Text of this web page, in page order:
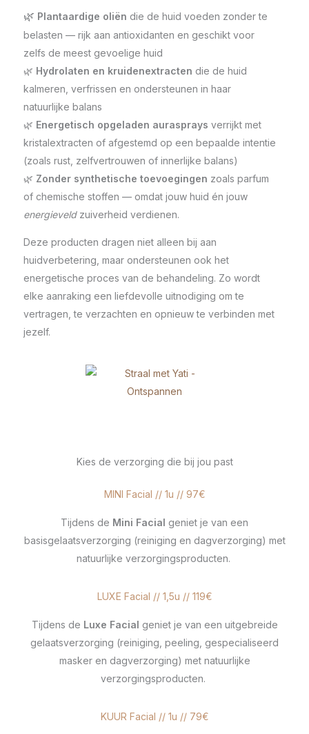
🌿 Plantaardige oliën die de huid voeden zonder te
belasten — rijk aan antioxidanten en geschikt voor
zelfs de meest gevoelige huid
🌿 Hydrolaten en kruidenextracten die de huid
kalmeren, verfrissen en ondersteunen in haar
natuurlijke balans
🌿 Energetisch opgeladen aurasprays verrijkt met
kristalextracten of afgestemd op een bepaalde intentie
(zoals rust, zelfvertrouwen of innerlijke balans)
🌿 Zonder synthetische toevoegingen zoals parfum
of chemische stoffen — omdat jouw huid én jouw
energieveldzuiverheid verdienen.
Deze producten dragen niet alleen bij aan
huidverbetering, maar ondersteunen ook het
energetische proces van de behandeling. Zo wordt
elke aanraking een liefdevolle uitnodiging om te
vertragen, te verzachten en opnieuw te verbinden met
jezelf.
Kies de verzorging die bij jou past
MINI Facial // 1u // 97€
Tijdens de Mini Facial geniet je van een
basisgelaatsverzorging (reiniging en dagverzorging) met
natuurlijke verzorgingsproducten.
LUXE Facial // 1,5u // 119€
Tijdens de Luxe Facial geniet je van een uitgebreide
gelaatsverzorging (reiniging, peeling, gespecialiseerd
masker en dagverzorging) met natuurlijke
verzorgingsproducten.
KUUR Facial // 1u // 79€